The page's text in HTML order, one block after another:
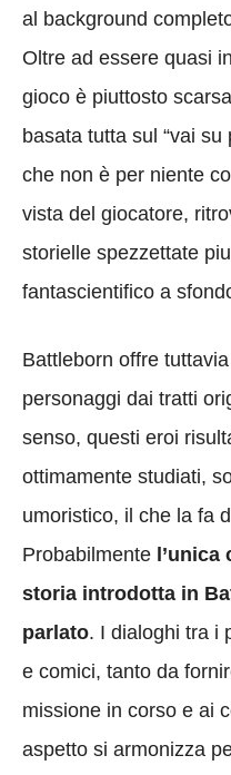
al background
Oltre ad essere quasi
gioco è piuttosto
basata tutta sul “vai su
che non è per niente
vista del giocatore,
storielle spezzettate
fantascientifico a
Battleborn offre
personaggi dai tratti
senso, questi eroi
ottimamente studiati,
umoristico, il che la fa
Probabilmente l’unica
storia introdotta in
parlato. I dialoghi tra i
e comici, tanto da
missione in corso e ai
aspetto si armonizza